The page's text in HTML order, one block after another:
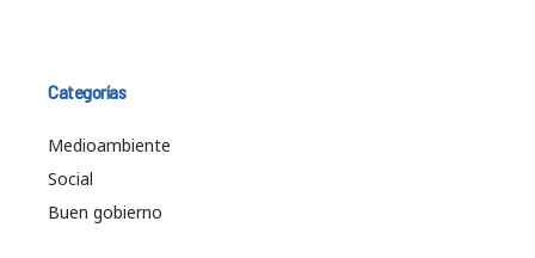
Categorías
Medioambiente
Social
Buen gobierno